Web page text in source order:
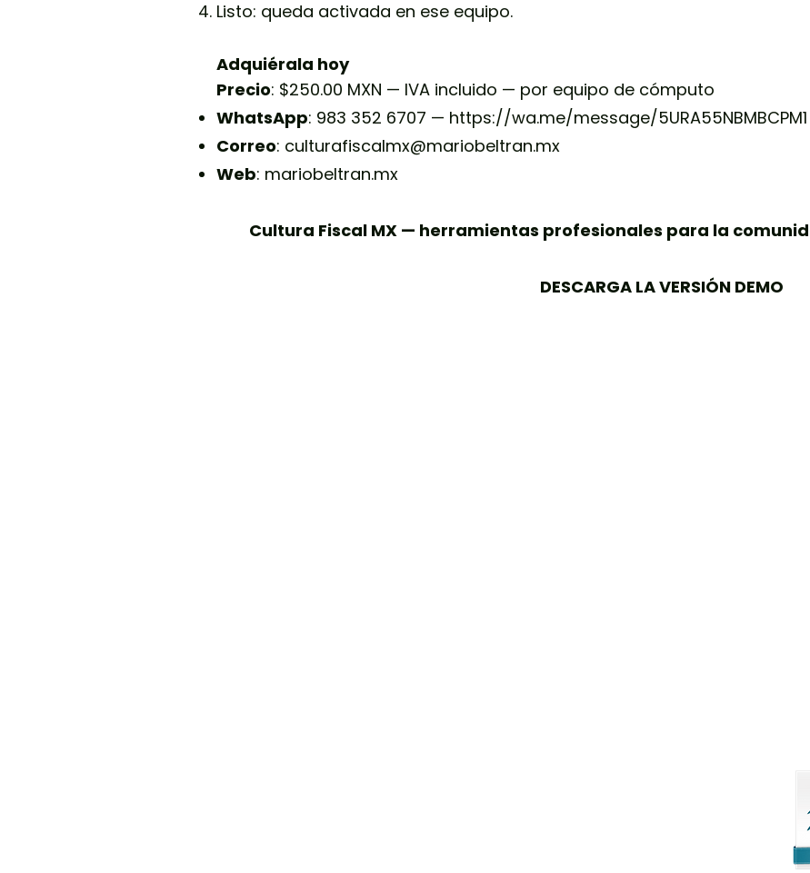
Listo: queda activada en ese equipo.
Adquiérala hoy
Precio: $250.00 MXN — IVA incluido — por equipo de cómputo
WhatsApp: 983 352 6707 — https://wa.me/message/5URA55NBMBCPM1
Correo: culturafiscalmx@mariobeltran.mx
Web: mariobeltran.mx
Cultura Fiscal MX — herramientas profesionales para la
DESCARGA LA VERSIÓN DEMO